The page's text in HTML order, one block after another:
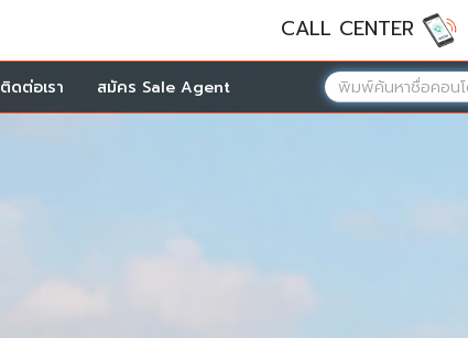
CALL CENTER
ติดต่อเรา สมัคร Sale Agent